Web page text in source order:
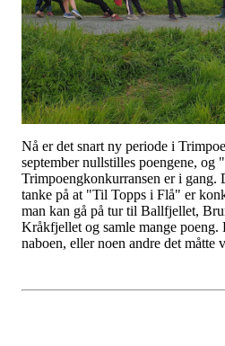
Nå er det snart ny periode i
september nullstilles poengene, og
Trimpoengkonkurransen er i gang.
tanke på at "Til Topps i Flå" er
man kan gå på tur til Ballfjellet,
Kråkfjellet og samle mange poeng.
naboen, eller noen andre det måtte